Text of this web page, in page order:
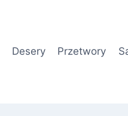
Desery Przetwory